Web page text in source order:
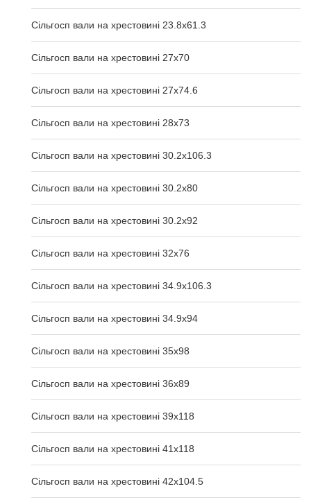
Сільгосп вали на хрестовині 23.8х61.3
Сільгосп вали на хрестовині 27х70
Сільгосп вали на хрестовині 27х74.6
Сільгосп вали на хрестовині 28х73
Сільгосп вали на хрестовині 30.2x106.3
Сільгосп вали на хрестовині 30.2x80
Сільгосп вали на хрестовині 30.2x92
Сільгосп вали на хрестовині 32x76
Сільгосп вали на хрестовині 34.9x106.3
Сільгосп вали на хрестовині 34.9x94
Сільгосп вали на хрестовині 35x98
Сільгосп вали на хрестовині 36x89
Сільгосп вали на хрестовині 39x118
Сільгосп вали на хрестовині 41x118
Сільгосп вали на хрестовині 42x104.5